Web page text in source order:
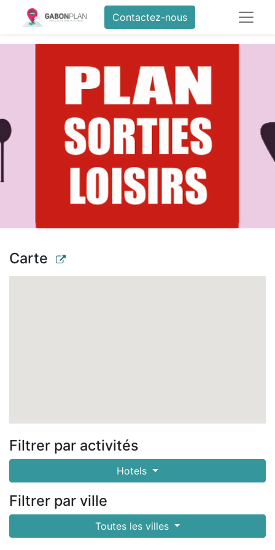
Contactez-nous
Carte
Filtrer par activités
Hotels
Filtrer par ville
Toutes les villes